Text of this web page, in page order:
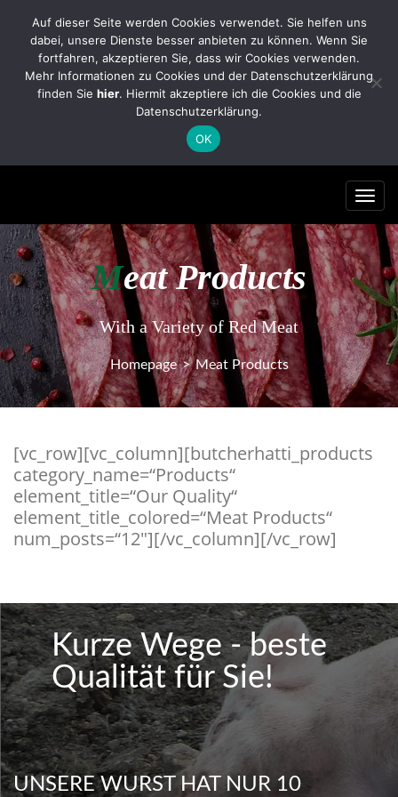
FleischereiHauptvogel@yahoo.com
Tel.: 035322/2701 Handy: 0174/7966281
0
Meat Products
With a Variety of Red Meat
Homepage > Meat Products
[vc_row][vc_column][butcherhatti_products
category_name=“Products“
element_title=“Our Quality“
element_title_colored=“Meat Products“
num_posts=“12″][/vc_column][/vc_row]
Kurze Wege - beste
Qualität für Sie!
UNSERE WURST HAT NUR 10
Auf dieser Seite werden Cookies verwendet. Sie helfen uns
dabei, unsere Dienste besser anbieten zu können. Wenn Sie
fortfahren, akzeptieren Sie, dass wir Cookies verwenden.
Mehr Informationen zu Cookies und der Datenschutzerklärung
finden Sie hier. Hiermit akzeptiere ich die Cookies und die
Datenschutzerklärung.
OK